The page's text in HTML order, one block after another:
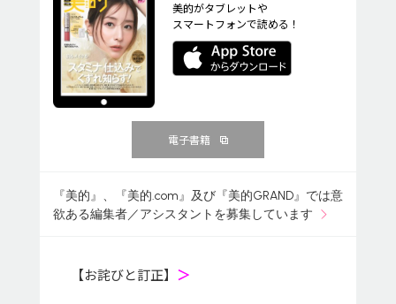
美的がタブレットや
スマートフォンで読める！
電子書籍
『美的』、『美的.com』及び『美的GRAND』では意
欲ある編集者／アシスタントを募集しています
【お詫びと訂正】 ＞